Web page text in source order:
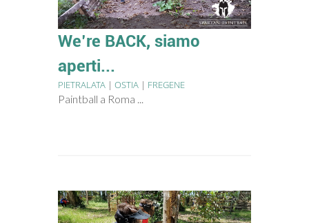
We’re BACK, siamo
aperti...
PIETRALATA | OSTIA | FREGENE
Paintball a Roma ...